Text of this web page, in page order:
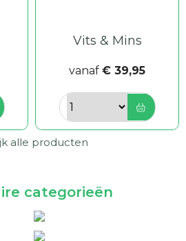
Vits & Mins
vanaf € 39,95
alle producten
categorieën